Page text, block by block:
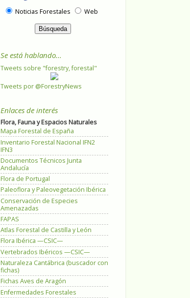
Noticias Forestales Web
Se está hablando...
Tweets sobre "forestry, forestal"
Tweets por @ForestryNews
Enlaces de interés
Flora, Fauna y Espacios Naturales
Mapa Forestal de España
Inventario Forestal Nacional IFN2
IFN3
Documentos Técnicos Junta
Andalucía
Flora de Portugal
Paleoflora y Paleovegetación Ibérica
Conservación de Especies
Amenazadas
FAPAS
Atlas Forestal de Castilla y León
Flora Ibérica —CSIC—
Vertebrados Ibéricos —CSIC—
Naturaleza Cantábrica (buscador con
fichas)
Fichas Aves de Aragón
Enfermedades Forestales